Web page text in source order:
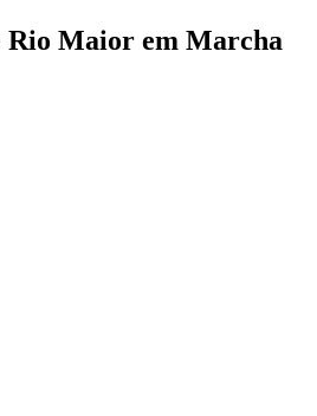
Rio Maior em Marcha